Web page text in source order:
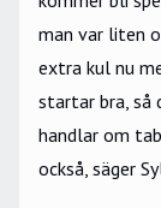
man var liten
extra kul nu
startar bra, så
handlar om
också, säger